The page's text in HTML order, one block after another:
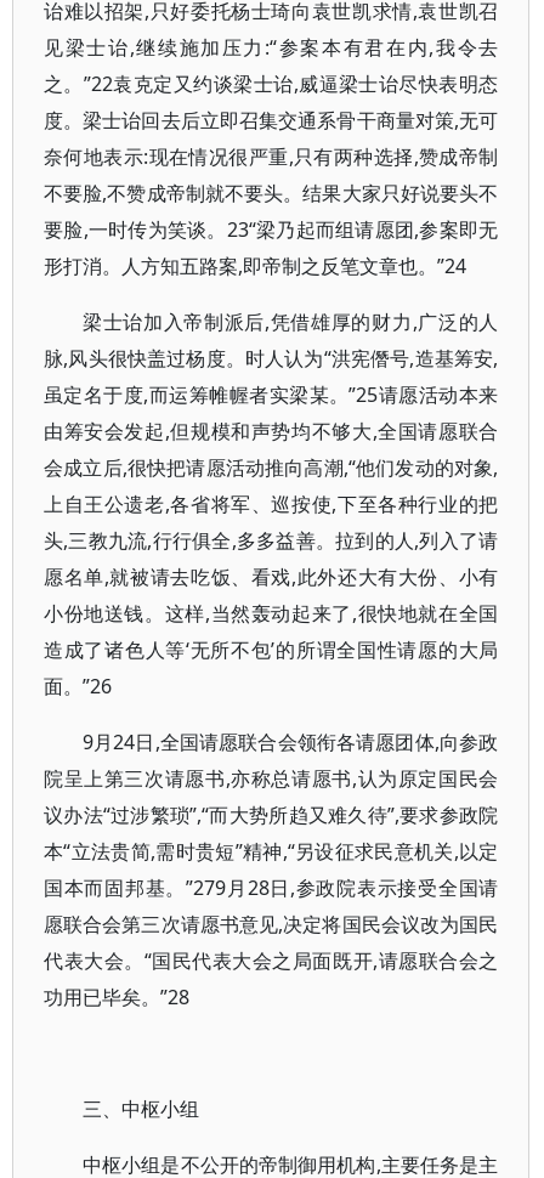
诒难以招架,只好委托杨士琦向袁世凯求情,袁世凯召
见梁士诒,继续施加压力:“参案本有君在内,我令去
之。”22袁克定又约谈梁士诒,威逼梁士诒尽快表明态
度。梁士诒回去后立即召集交通系骨干商量对策,无可
奈何地表示:现在情况很严重,只有两种选择,赞成帝制
不要脸,不赞成帝制就不要头。结果大家只好说要头不
要脸,一时传为笑谈。23“梁乃起而组请愿团,参案即无
形打消。人方知五路案,即帝制之反笔文章也。”24
梁士诒加入帝制派后,凭借雄厚的财力,广泛的人
脉,风头很快盖过杨度。时人认为“洪宪僭号,造基筹安,
虽定名于度,而运筹帷幄者实梁某。”25请愿活动本来
由筹安会发起,但规模和声势均不够大,全国请愿联合
会成立后,很快把请愿活动推向高潮,“他们发动的对象,
上自王公遗老,各省将军、巡按使,下至各种行业的把
头,三教九流,行行俱全,多多益善。拉到的人,列入了请
愿名单,就被请去吃饭、看戏,此外还大有大份、小有
小份地送钱。这样,当然轰动起来了,很快地就在全国
造成了诸色人等‘无所不包’的所谓全国性请愿的大局
面。”26
9月24日,全国请愿联合会领衔各请愿团体,向参政
院呈上第三次请愿书,亦称总请愿书,认为原定国民会
议办法“过涉繁琐”,“而大势所趋又难久待”,要求参政院
本“立法贵简,需时贵短”精神,“另设征求民意机关,以定
国本而固邦基。”279月28日,参政院表示接受全国请
愿联合会第三次请愿书意见,决定将国民会议改为国民
代表大会。“国民代表大会之局面既开,请愿联合会之
功用已毕矣。”28
三、中枢小组
中枢小组是不公开的帝制御用机构,主要任务是主